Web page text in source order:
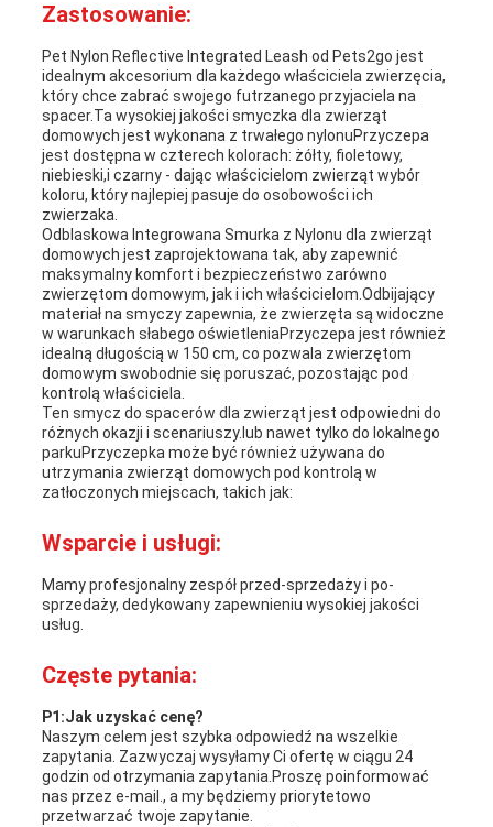
Zastosowanie:
Pet Nylon Reflective Integrated Leash od Pets2go jest
idealnym akcesorium dla każdego właściciela zwierzęcia,
który chce zabrać swojego futrzanego przyjaciela na
spacer.Ta wysokiej jakości smyczka dla zwierząt
domowych jest wykonana z trwałego nylonuPrzyczepa
jest dostępna w czterech kolorach: żółty, fioletowy,
niebieski,i czarny - dając właścicielom zwierząt wybór
koloru, który najlepiej pasuje do osobowości ich
zwierzaka.
Odblaskowa Integrowana Smurka z Nylonu dla zwierząt
domowych jest zaprojektowana tak, aby zapewnić
maksymalny komfort i bezpieczeństwo zarówno
zwierzętom domowym, jak i ich właścicielom.Odbijający
materiał na smyczy zapewnia, że zwierzęta są widoczne
w warunkach słabego oświetleniaPrzyczepa jest również
idealną długością w 150 cm, co pozwala zwierzętom
domowym swobodnie się poruszać, pozostając pod
kontrolą właściciela.
Ten smycz do spacerów dla zwierząt jest odpowiedni do
różnych okazji i scenariuszy.lub nawet tylko do lokalnego
parkuPrzyczepka może być również używana do
utrzymania zwierząt domowych pod kontrolą w
zatłoczonych miejscach, takich jak:
Wsparcie i usługi:
Mamy profesjonalny zespół przed-sprzedaży i po-
sprzedaży, dedykowany zapewnieniu wysokiej jakości
usług.
Częste pytania:
P1:Jak uzyskać cenę?
Naszym celem jest szybka odpowiedź na wszelkie
zapytania. Zazwyczaj wysyłamy Ci ofertę w ciągu 24
godzin od otrzymania zapytania.Proszę poinformować
nas przez e-mail., a my będziemy priorytetowo
przetwarzać twoje zapytanie.